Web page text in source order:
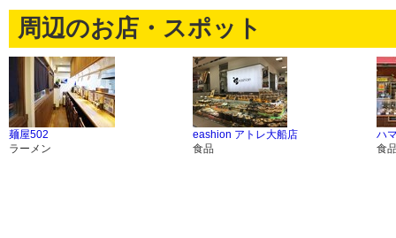
周辺のお店・スポット
麺屋502
ラーメン
eashion アトレ大船店
食品
ハ
食